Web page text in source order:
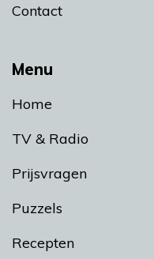
Menu
Home
TV & Radio
Prijsvragen
Puzzels
Recepten
Contact